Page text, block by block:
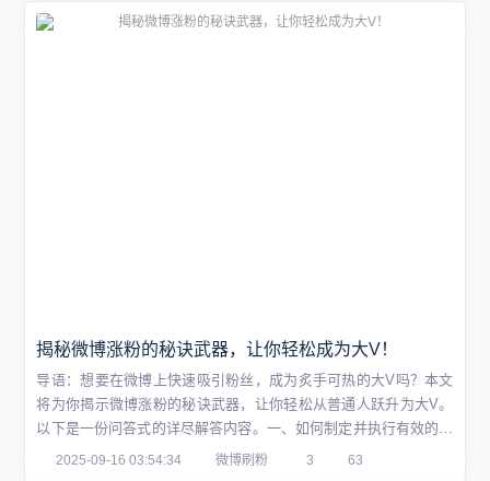
粉丝的关键在于内容的质量和传播的广度。那么，怎样才能制作出
高质量的内容并扩大传播呢？下面为大家分享...
揭秘微博涨粉的秘诀武器，让你轻松成为大V！
导语：想要在微博上快速吸引粉丝，成为炙手可热的大V吗？本文
将为你揭示微博涨粉的秘诀武器，让你轻松从普通人跃升为大V。
以下是一份问答式的详尽解答内容。一、如何制定并执行有效的微
博涨粉策略？首先，要明确自己的定位和目标受众。在确定内容方
2025-09-16 03:54:34 微博刷粉 3 63